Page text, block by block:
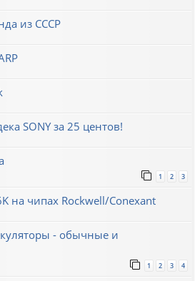
из СССР
SONY за 25 центов!
1 2 3
на чипах Rockwell/Conexant
- обычные и
1 2 3 4